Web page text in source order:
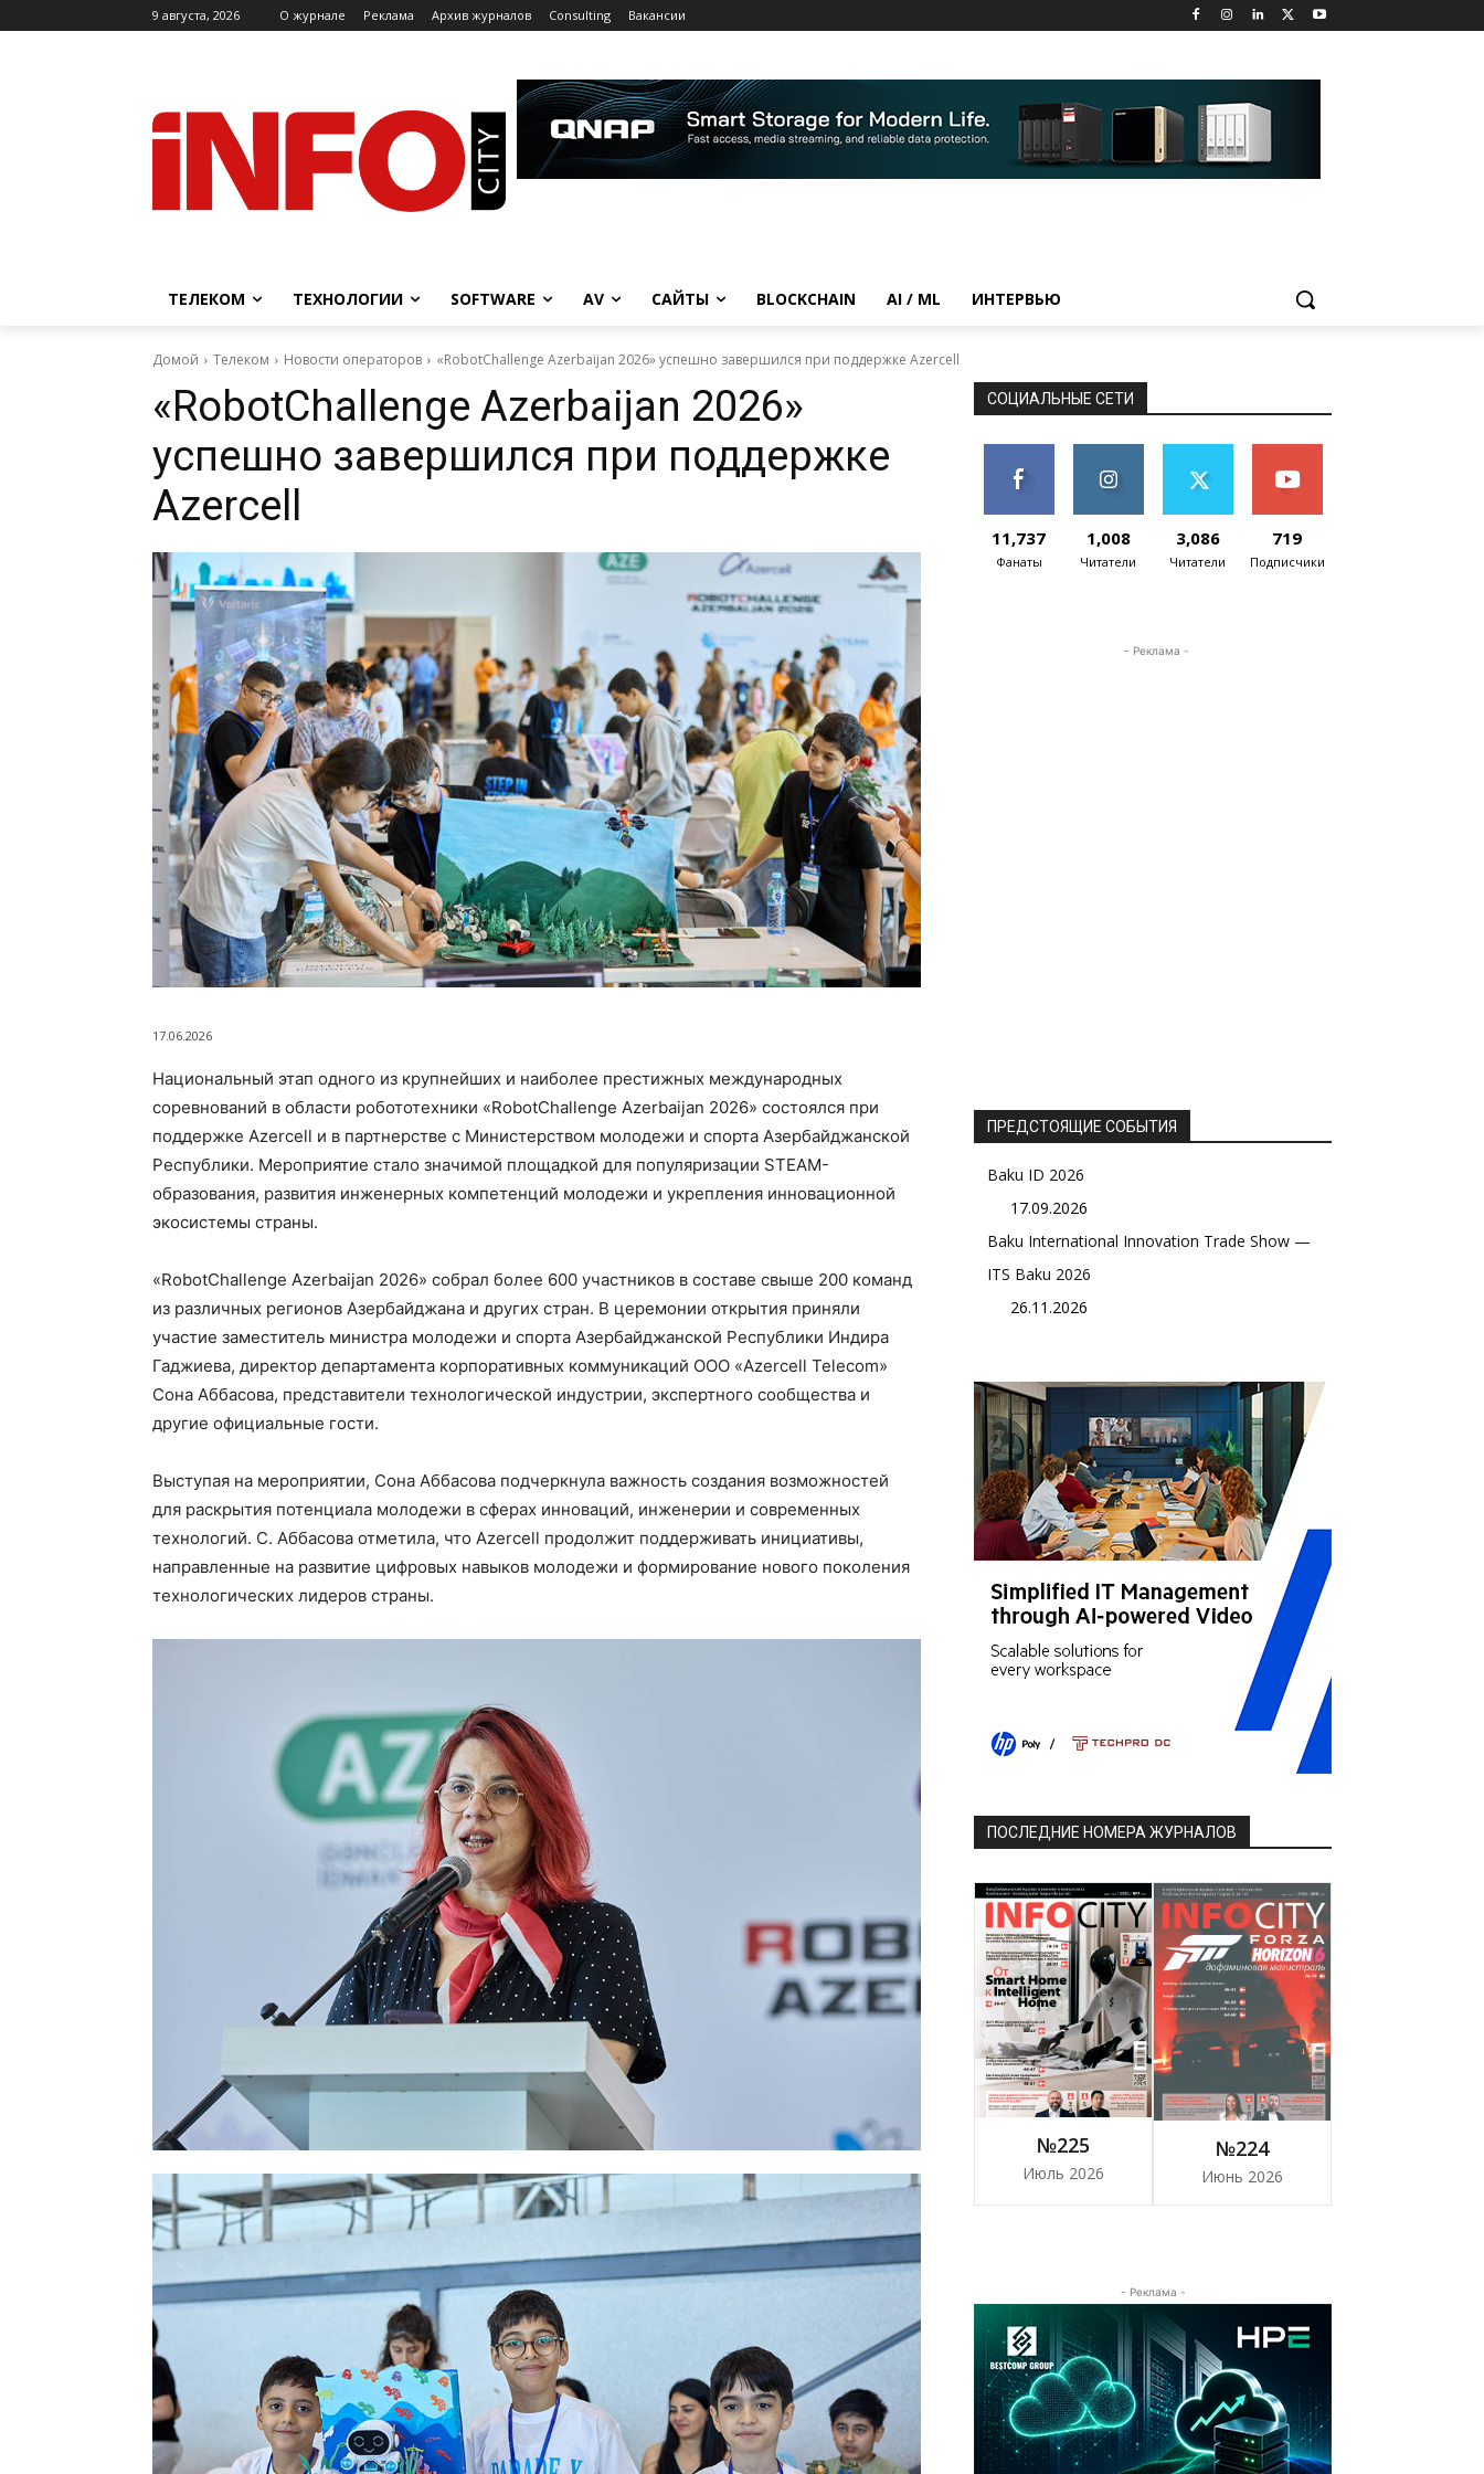
9 августа, 2026 O журнале Реклама Архив журналов Consulting Вакансии
ТЕЛЕКОМ ТЕХНОЛОГИИ SOFTWARE AV САЙТЫ BLOCKCHAIN AI / ML ИНТЕРВЬЮ
Домой Телеком Новости операторов «RobotChallenge Azerbaijan 2026» успешно завершился при поддержке Azercell
«RobotChallenge Azerbaijan 2026»
успешно завершился при поддержке
Azercell
17.06.2026
Национальный этап одного из крупнейших и наиболее престижных международных
соревнований в области робототехники «RobotChallenge Azerbaijan 2026» состоялся при
поддержке Azercell и в партнерстве с Министерством молодежи и спорта Азербайджанской
Республики. Мероприятие стало значимой площадкой для популяризации STEAM-
образования, развития инженерных компетенций молодежи и укрепления инновационной
экосистемы страны.
«RobotChallenge Azerbaijan 2026» собрал более 600 участников в составе свыше 200 команд
из различных регионов Азербайджана и других стран. В церемонии открытия приняли
участие заместитель министра молодежи и спорта Азербайджанской Республики Индира
Гаджиева, директор департамента корпоративных коммуникаций ООО «Azercell Telecom»
Сона Аббасова, представители технологической индустрии, экспертного сообщества и
другие официальные гости.
Выступая на мероприятии, Сона Аббасова подчеркнула важность создания возможностей
для раскрытия потенциала молодежи в сферах инноваций, инженерии и современных
технологий. С. Аббасова отметила, что Azercell продолжит поддерживать инициативы,
направленные на развитие цифровых навыков молодежи и формирование нового поколения
технологических лидеров страны.
СОЦИАЛЬНЫЕ СЕТИ
11,737
Фанаты
1,008
Читатели
3,086
Читатели
719
Подписчики
- Реклама -
ПРЕДСТОЯЩИЕ СОБЫТИЯ
Baku ID 2026
17.09.2026
Baku International Innovation Trade Show —
ITS Baku 2026
26.11.2026
ПОСЛЕДНИЕ НОМЕРА ЖУРНАЛОВ
№225
Июль 2026
№224
Июнь 2026
- Реклама -